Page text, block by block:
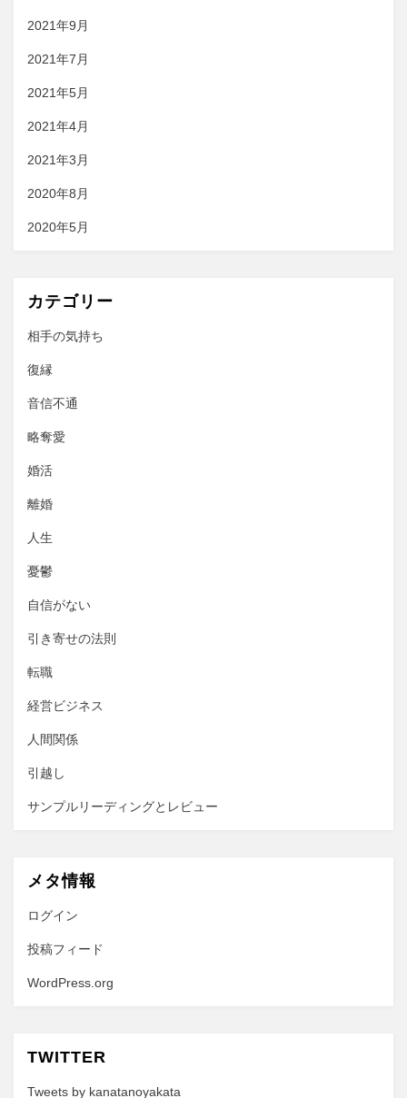
2021年9月
2021年7月
2021年5月
2021年4月
2021年3月
2020年8月
2020年5月
カテゴリー
相手の気持ち
復縁
音信不通
略奪愛
婚活
離婚
人生
憂鬱
自信がない
引き寄せの法則
転職
経営ビジネス
人間関係
引越し
サンプルリーディングとレビュー
メタ情報
ログイン
投稿フィード
WordPress.org
TWITTER
Tweets by kanatanoyakata